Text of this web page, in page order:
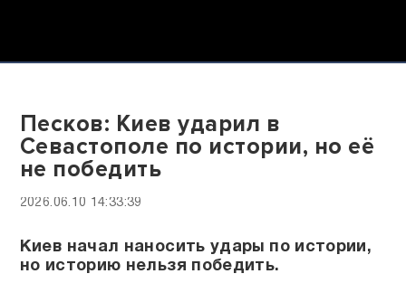
Песков: Киев ударил в
Севастополе по истории, но её
не победить
2026.06.10 14:33:39
Киев начал наносить удары по истории,
но историю нельзя победить.